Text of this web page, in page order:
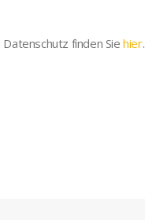
finden Siehier.